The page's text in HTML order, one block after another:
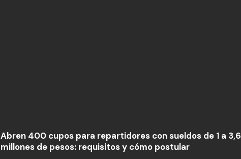
Abren 400 cupos para repartidores con sueldos de 1 a 3,6
millones de pesos: requisitos y cómo postular